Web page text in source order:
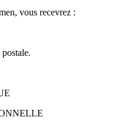
vous recevrez :